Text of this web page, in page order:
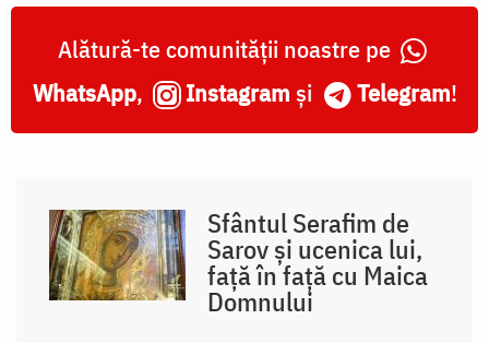
Alătură-te comunității noastre pe
WhatsApp, Instagram și Telegram!
Sfântul Serafim de
Sarov și ucenica lui,
față în față cu Maica
Domnului